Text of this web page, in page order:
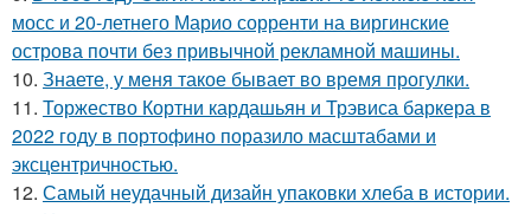
мосс и 20-летнего Марио сорренти на виргинские
острова почти без привычной рекламной машины.
10. Знаете, у меня такое бывает во время прогулки.
11. Торжество Кортни кардашьян и Трэвиса баркера в
2022 году в портофино поразило масштабами и
эксцентричностью.
12. Самый неудачный дизайн упаковки хлеба в истории.